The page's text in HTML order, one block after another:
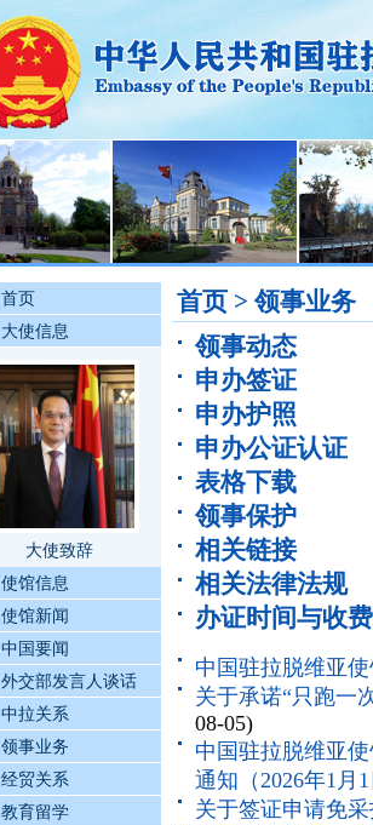
首页
大使信息
大使致辞
使馆信息
使馆新闻
中国要闻
外交部发言人谈话
中拉关系
领事业务
经贸关系
教育留学
首页>领事业务
领事动态
申办签证
申办护照
申办公证认证
表格下载
领事保护
相关链接
相关法律法规
办证时间与收
中国驻拉脱维亚
关于承诺“只跑一
08-05)
中国驻拉脱维亚
通知（2026年1月
关于签证申请免